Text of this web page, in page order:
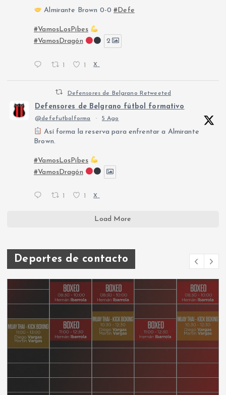
Almirante Brown 0-0#Defe
#VamosLosPibes
#VamosDragón
2
1 1 X
Defensores de Belgrano Retweeted
Defensores de Belgrano fútbol formativo
@defefutbolforma · 5 Ago
Así forma la reserva para enfrentar a Almirante
Brown.
#VamosLosPibes
#VamosDragón
X
Load More
Deportes de contacto